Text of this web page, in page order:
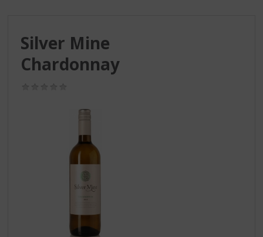
Silver Mine
Chardonnay